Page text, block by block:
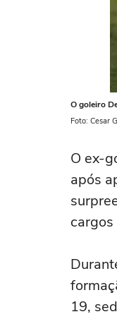
O goleiro
Foto: Cesar
O ex-
após
19,